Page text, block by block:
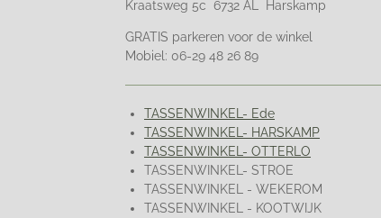
Kraatsweg 5c 6732 AL Harskamp
GRATIS parkeren voor de winkel
Mobiel: 06-29 48 26 89
TASSENWINKEL- Ede
TASSENWINKEL- HARSKAMP
TASSENWINKEL- OTTERLO
TASSENWINKEL- STROE
TASSENWINKEL - WEKEROM
TASSENWINKEL - KOOTWIJK